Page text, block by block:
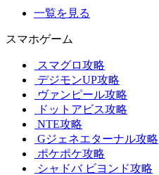
一覧を見る
スマホゲーム
スマグロ攻略
デジモンUP攻略
ヴァンピール攻略
ドットアビス攻略
NTE攻略
Gジェネエターナル攻略
ポケポケ攻略
シャドバ ビヨンド攻略